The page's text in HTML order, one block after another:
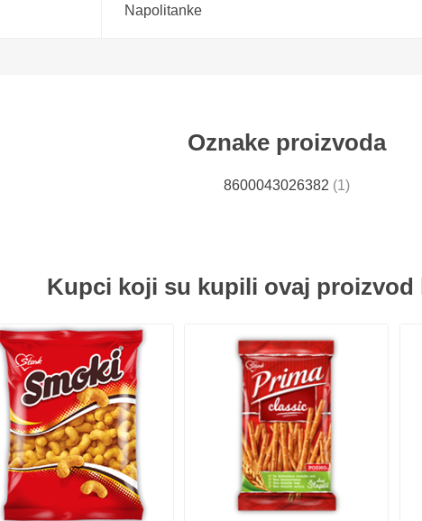
Napolitanke
Oznake proizvoda
8600043026382 (1)
Kupci koji su kupili ovaj proizvod